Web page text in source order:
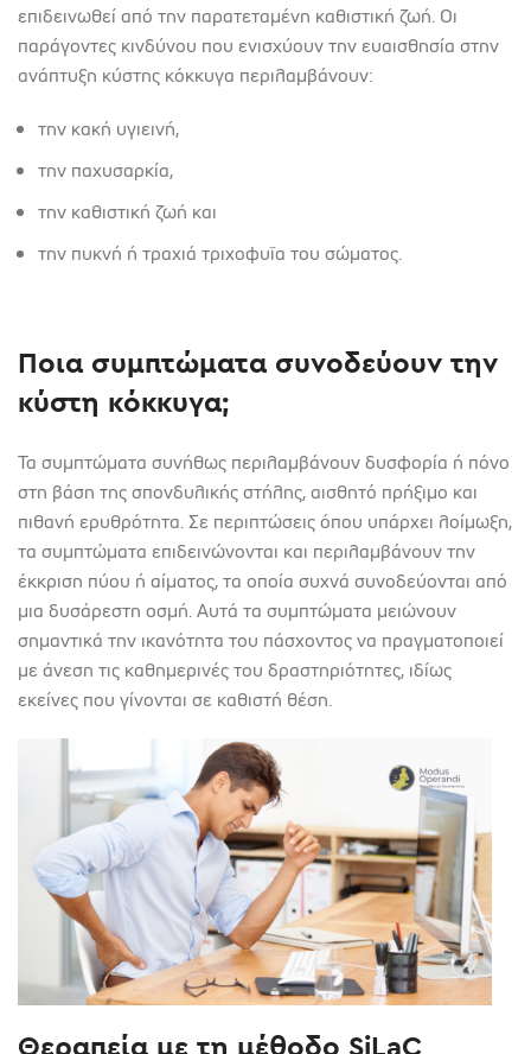
επιδεινωθεί από την παρατεταμένη καθιστική ζωή. Οι
παράγοντες κινδύνου που ενισχύουν την ευαισθησία στην
ανάπτυξη κύστης κόκκυγα περιλαμβάνουν:
την κακή υγιεινή,
την παχυσαρκία,
την καθιστική ζωή και
την πυκνή ή τραχιά τριχοφυΐα του σώματος.
Ποια συμπτώματα συνοδεύουν την
κύστη κόκκυγα;
Τα συμπτώματα συνήθως περιλαμβάνουν δυσφορία ή πόνο
στη βάση της σπονδυλικής στήλης, αισθητό πρήξιμο και
πιθανή ερυθρότητα. Σε περιπτώσεις όπου υπάρχει λοίμωξη,
τα συμπτώματα επιδεινώνονται και περιλαμβάνουν την
έκκριση πύου ή αίματος, τα οποία συχνά συνοδεύονται από
μια δυσάρεστη οσμή. Αυτά τα συμπτώματα μειώνουν
σημαντικά την ικανότητα του πάσχοντος να πραγματοποιεί
με άνεση τις καθημερινές του δραστηριότητες, ιδίως
εκείνες που γίνονται σε καθιστή θέση.
Θεραπεία με τη μέθοδο SiLaC